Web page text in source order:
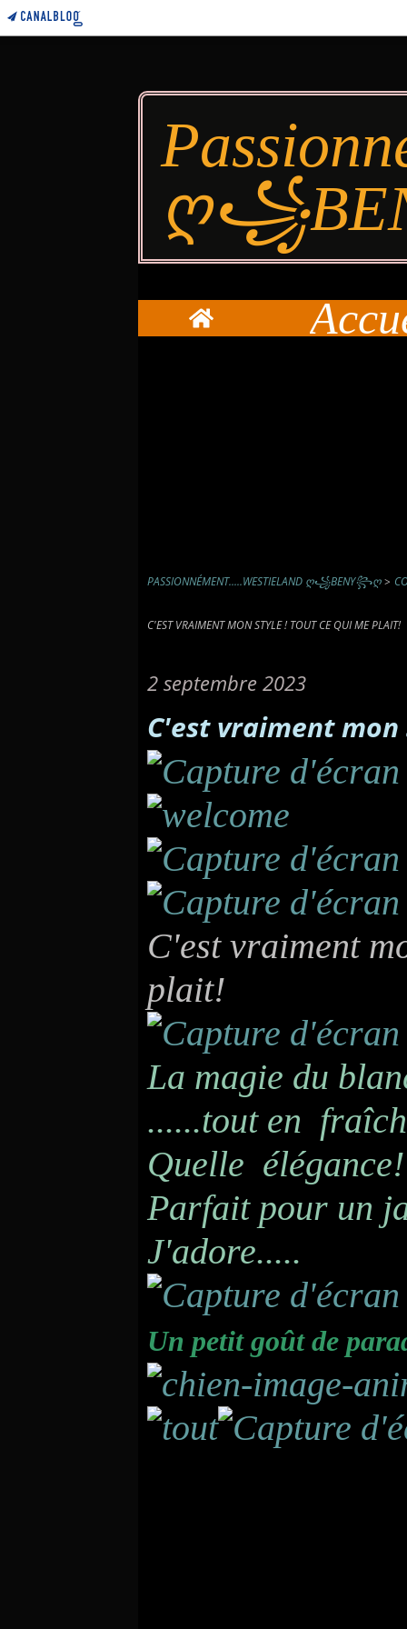
Home
PASSIONNÉMENT.....WESTIELAND Ღ꧁BENY꧂Ღ >
C'EST VRAIMENT MON STYLE ! TOUT CE QUI ME PLAIT!
2 septembre 2023
C'est vraiment
C'est vraiment
plait!
La magie du
......tout en
Quelle élégance!
Parfait pour un
J'adore.....
Un petit goût de